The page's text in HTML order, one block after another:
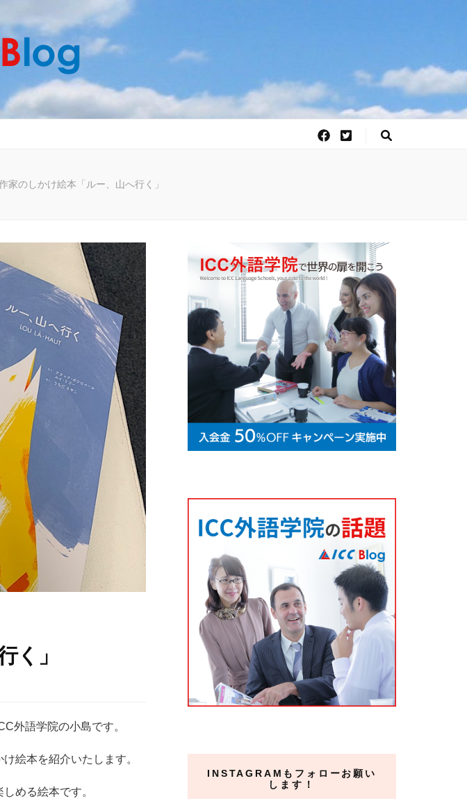
学院の公式ブログ
国の最新情報をお届けします。
家のしかけ絵本「ルー、山へ行く」
く」
外語学院の小島です。
絵本を紹介いたします。
める絵本です。
INSTAGRAMもフォローお願い
します！